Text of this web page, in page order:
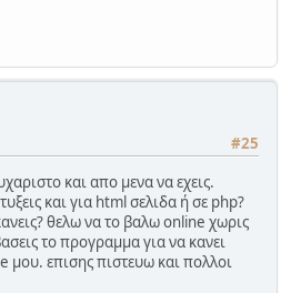
#25
και απο μενα να εχεις.
και για html σελιδα ή σε php?
θελω να το βαλω online χωρις
το προγραμμα για να κανει
μου. επισης πιστευω και πολλοι